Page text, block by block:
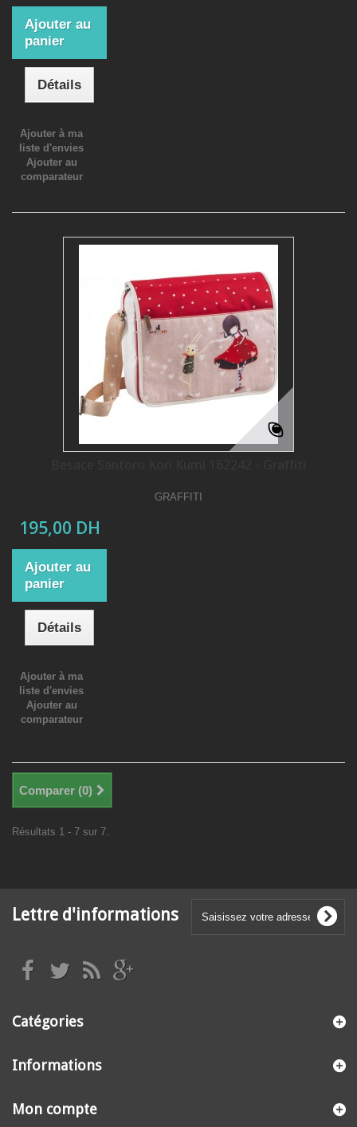
Ajouter au
panier
Détails
Ajouter à ma
liste d'envies
Ajouter au
comparateur
GRAFFITI
195,00 DH
Ajouter au
panier
Détails
Ajouter à ma
liste d'envies
Ajouter au
comparateur
Comparer (0)
Résultats 1 - 7 sur 7.
Lettre d'informations
Catégories
Informations
Mon compte